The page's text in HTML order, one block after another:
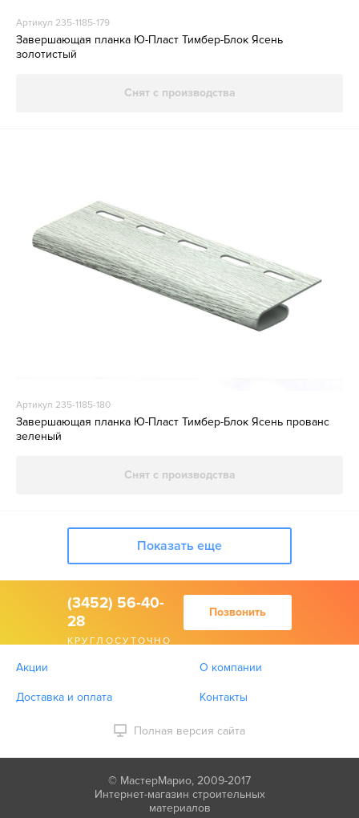
Артикул 235-1185-179
Завершающая планка Ю-Пласт Тимбер-Блок Ясень
золотистый
Снят с производства
Артикул 235-1185-180
Завершающая планка Ю-Пласт Тимбер-Блок Ясень прованс
зеленый
Снят с производства
Показать еще
(3452) 56-40-
28
КРУГЛОСУТОЧНО
Позвонить
Акции О компании
Доставка и оплата Контакты
Полная версия сайта
© МастерМарио, 2009-2017
Интернет-магазин строительных
материалов